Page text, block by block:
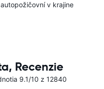
v krajine
Recenzie
9.1/10 z 12840